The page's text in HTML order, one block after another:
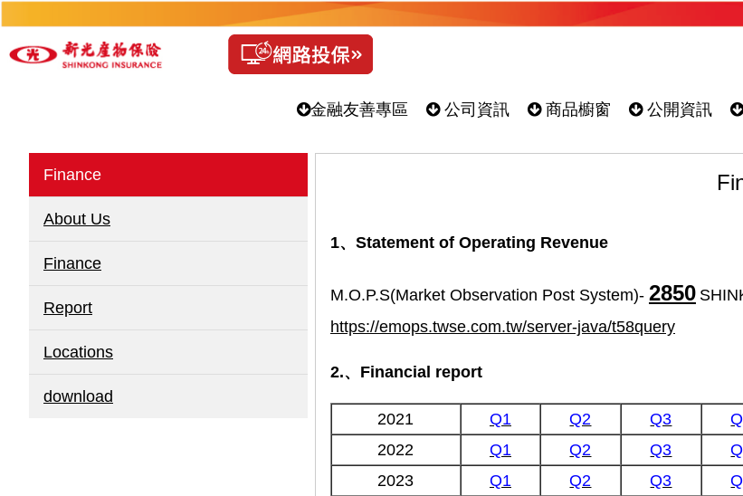
金融友善專區 公司資訊 商品櫥窗 公開資訊
Finance
About Us
Finance
Report
Locations
download
1、Statement of Operating Revenue
M.O.P.S(Market Observation Post System)- 2850
https://emops.twse.com.tw/server-java/t58query
2.、Financial report
2021 Q1 Q2 Q3
2022
Q1 Q2 Q3
2023
Q1 Q2 Q3